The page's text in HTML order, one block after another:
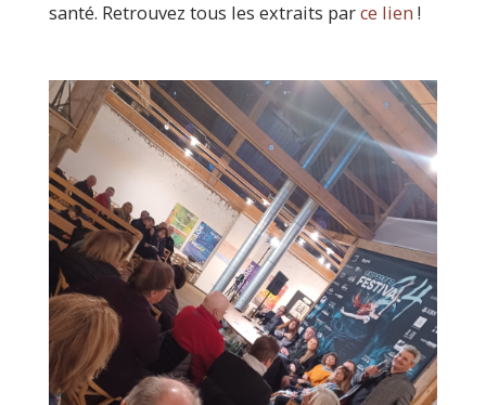
santé. Retrouvez tous les extraits parce lien !